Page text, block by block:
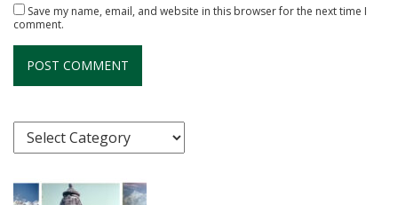
Save my name, email, and website in this browser for the next time I
comment.